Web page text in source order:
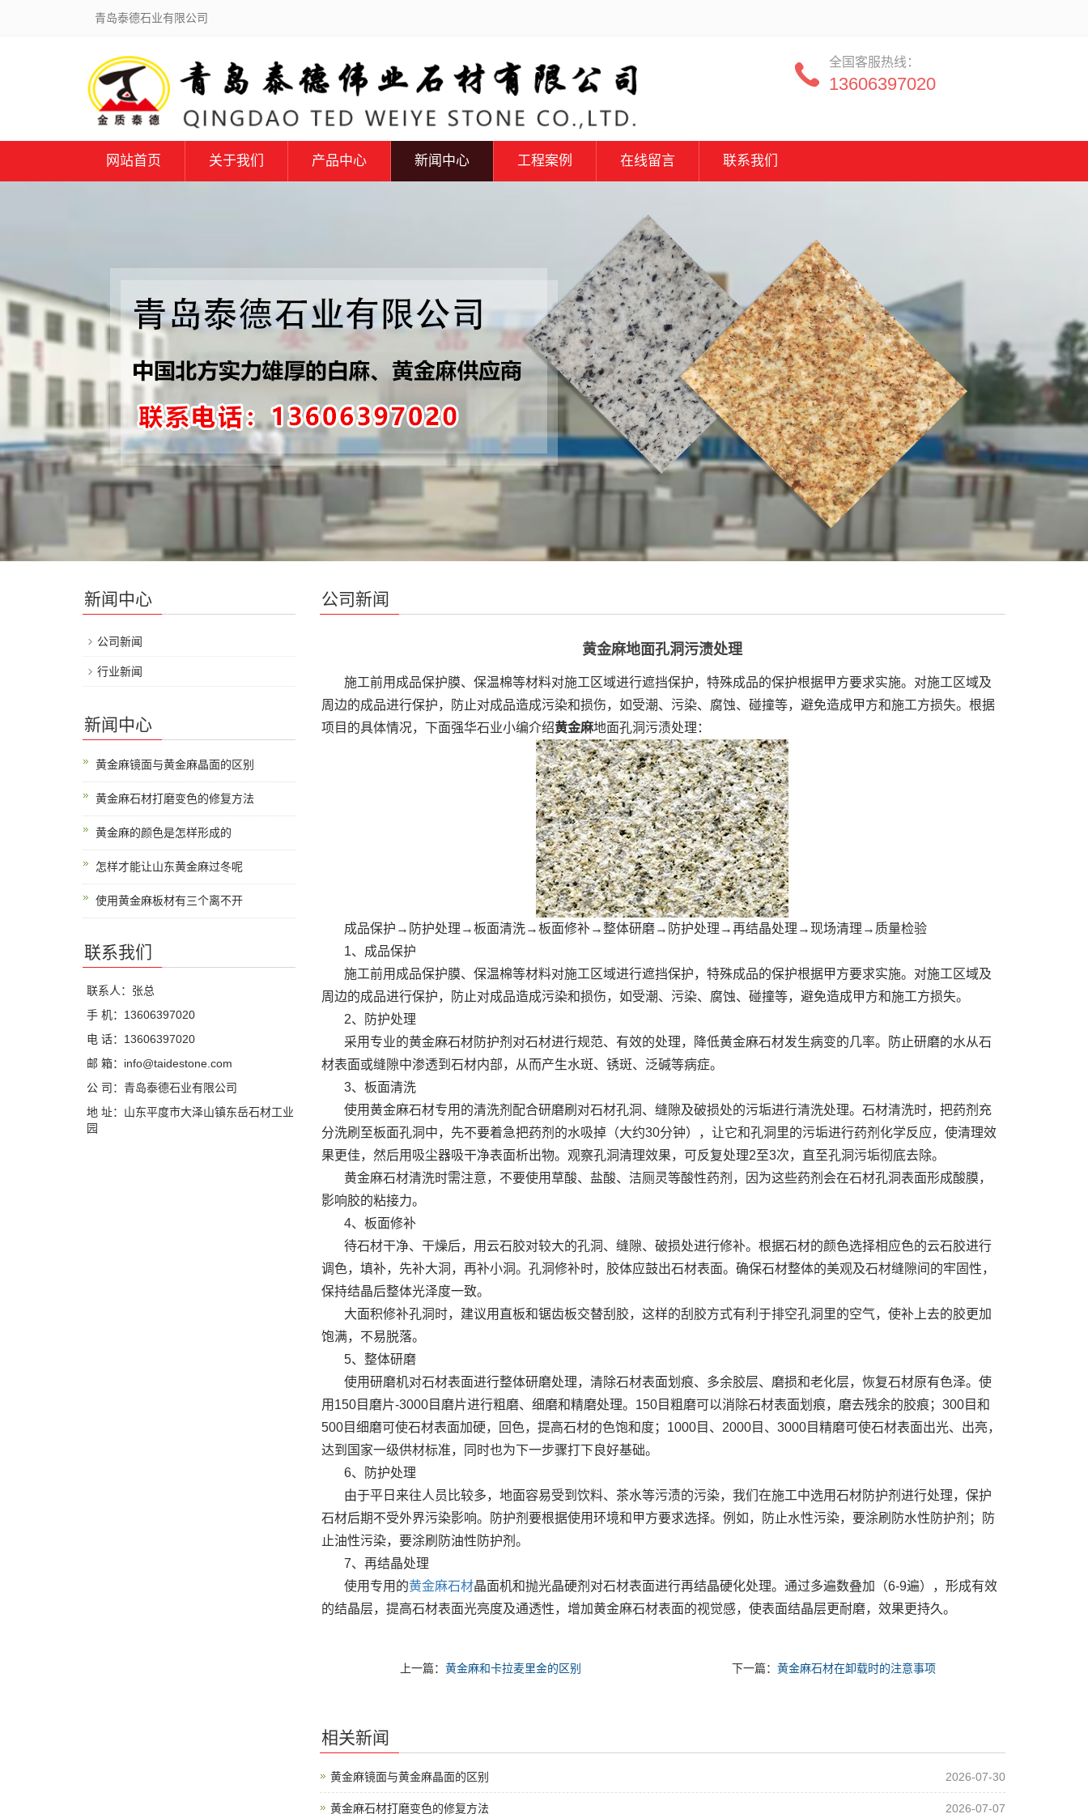
青岛泰德石业有限公司
全国客服热线：
13606397020
网站首页 关于我们 产品中心 新闻中心 工程案例 在线留言 联系我们
公司新闻
黄金麻地面孔洞污渍处理
施工前用成品保护膜、保温棉等材料对施工区域进行遮挡保护，特殊成品的保护根据甲方要求实施。对施工区域及
周边的成品进行保护，防止对成品造成污染和损伤，如受潮、污染、腐蚀、碰撞等，避免造成甲方和施工方损失。根据
项目的具体情况，下面强华石业小编介绍黄金麻地面孔洞污渍处理：
成品保护→防护处理→板面清洗→板面修补→整体研磨→防护处理→再结晶处理→现场清理→质量检验
1、成品保护
施工前用成品保护膜、保温棉等材料对施工区域进行遮挡保护，特殊成品的保护根据甲方要求实施。对施工区域及
周边的成品进行保护，防止对成品造成污染和损伤，如受潮、污染、腐蚀、碰撞等，避免造成甲方和施工方损失。
2、防护处理
采用专业的黄金麻石材防护剂对石材进行规范、有效的处理，降低黄金麻石材发生病变的几率。防止研磨的水从石
材表面或缝隙中渗透到石材内部，从而产生水斑、锈斑、泛碱等病症。
3、板面清洗
使用黄金麻石材专用的清洗剂配合研磨刷对石材孔洞、缝隙及破损处的污垢进行清洗处理。石材清洗时，把药剂充
分洗刷至板面孔洞中，先不要着急把药剂的水吸掉（大约30分钟），让它和孔洞里的污垢进行药剂化学反应，使清理效
果更佳，然后用吸尘器吸干净表面析出物。观察孔洞清理效果，可反复处理2至3次，直至孔洞污垢彻底去除。
黄金麻石材清洗时需注意，不要使用草酸、盐酸、洁厕灵等酸性药剂，因为这些药剂会在石材孔洞表面形成酸膜，
影响胶的粘接力。
4、板面修补
待石材干净、干燥后，用云石胶对较大的孔洞、缝隙、破损处进行修补。根据石材的颜色选择相应色的云石胶进行
调色，填补，先补大洞，再补小洞。孔洞修补时，胶体应鼓出石材表面。确保石材整体的美观及石材缝隙间的牢固性，
保持结晶后整体光泽度一致。
大面积修补孔洞时，建议用直板和锯齿板交替刮胶，这样的刮胶方式有利于排空孔洞里的空气，使补上去的胶更加
饱满，不易脱落。
5、整体研磨
使用研磨机对石材表面进行整体研磨处理，清除石材表面划痕、多余胶层、磨损和老化层，恢复石材原有色泽。使
用150目磨片-3000目磨片进行粗磨、细磨和精磨处理。150目粗磨可以消除石材表面划痕，磨去残余的胶痕；300目和
500目细磨可使石材表面加硬，回色，提高石材的色饱和度；1000目、2000目、3000目精磨可使石材表面出光、出亮，
达到国家一级供材标准，同时也为下一步骤打下良好基础。
6、防护处理
由于平日来往人员比较多，地面容易受到饮料、茶水等污渍的污染，我们在施工中选用石材防护剂进行处理，保护
石材后期不受外界污染影响。防护剂要根据使用环境和甲方要求选择。例如，防止水性污染，要涂刷防水性防护剂；防
止油性污染，要涂刷防油性防护剂。
7、再结晶处理
使用专用的黄金麻石材晶面机和抛光晶硬剂对石材表面进行再结晶硬化处理。通过多遍数叠加（6-9遍），形成有效
的结晶层，提高石材表面光亮度及通透性，增加黄金麻石材表面的视觉感，使表面结晶层更耐磨，效果更持久。
上一篇：黄金麻和卡拉麦里金的区别 下一篇：黄金麻石材在卸载时的注意事项
相关新闻
黄金麻镜面与黄金麻晶面的区别 2026-07-30
黄金麻石材打磨变色的修复方法 2026-07-07
新闻中心
公司新闻
行业新闻
新闻中心
黄金麻镜面与黄金麻晶面的区别
黄金麻石材打磨变色的修复方法
黄金麻的颜色是怎样形成的
怎样才能让山东黄金麻过冬呢
使用黄金麻板材有三个离不开
联系我们
联系人：张总
手 机：13606397020
电 话：13606397020
邮 箱：info@taidestone.com
公 司：青岛泰德石业有限公司
地 址：山东平度市大泽山镇东岳石材工业
园